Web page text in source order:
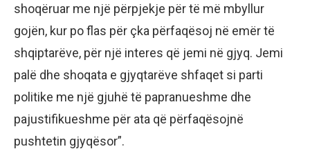
shoqëruar me një përpjekje për të më mbyllur
gojën, kur po flas për çka përfaqësoj në emër të
shqiptarëve, për një interes që jemi në gjyq. Jemi
palë dhe shoqata e gjyqtarëve shfaqet si parti
politike me një gjuhë të papranueshme dhe
pajustifikueshme për ata që përfaqësojnë
pushtetin gjyqësor”.